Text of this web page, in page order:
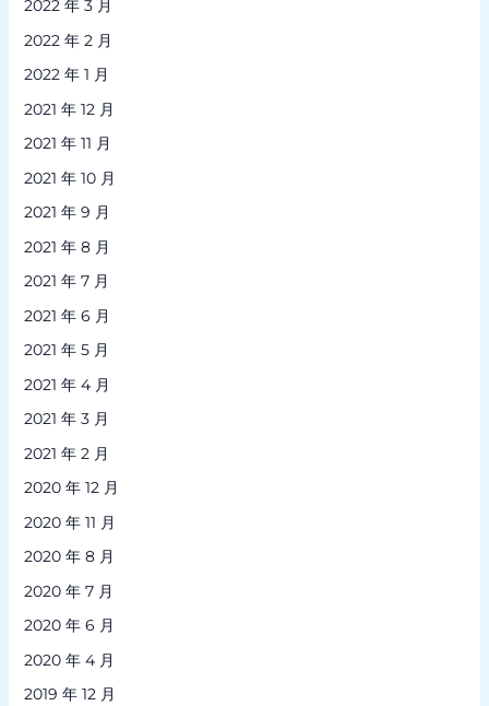
2022 年 3 月
2022 年 2 月
2022 年 1 月
2021 年 12 月
2021 年 11 月
2021 年 10 月
2021 年 9 月
2021 年 8 月
2021 年 7 月
2021 年 6 月
2021 年 5 月
2021 年 4 月
2021 年 3 月
2021 年 2 月
2020 年 12 月
2020 年 11 月
2020 年 8 月
2020 年 7 月
2020 年 6 月
2020 年 4 月
2019 年 12 月